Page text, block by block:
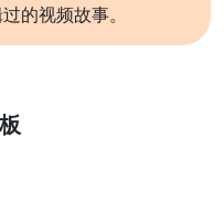
的视频故事。